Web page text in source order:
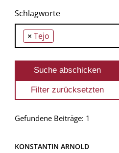
Schlagworte
× Tejo
Gefundene Beiträge: 1
KONSTANTIN ARNOLD